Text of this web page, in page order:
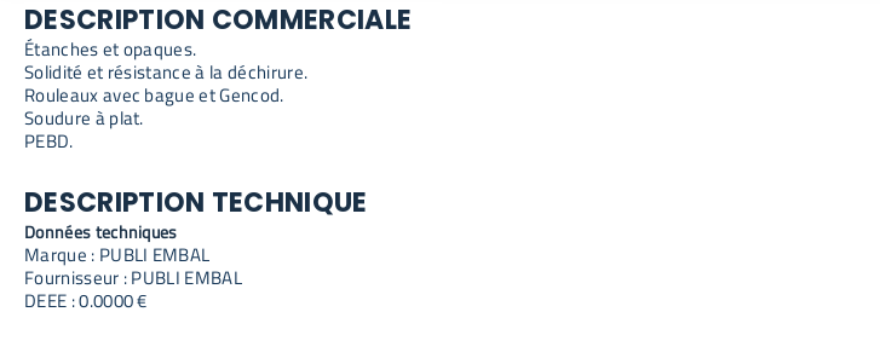
DESCRIPTION COMMERCIALE
Étanches et opaques.
Solidité et résistance à la déchirure.
Rouleaux avec bague et Gencod.
Soudure à plat.
PEBD.
DESCRIPTION TECHNIQUE
Données techniques
Marque : PUBLI EMBAL
Fournisseur : PUBLI EMBAL
DEEE : 0.0000 €